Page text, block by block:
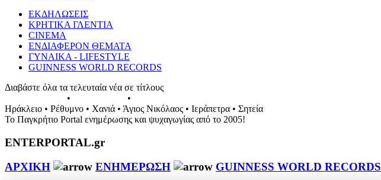
ΕΚΔΗΛΩΣΕΙΣ
ΚΡΗΤΙΚΑ ΓΛΕΝΤΙΑ
CINEMA
ΕΝΔΙΑΦΕΡΟΝ ΘΕΜΑΤΑ
ΓΥΝΑΙΚΑ - LIFESTYLE
GUINNESS WORLD RECORDS
Διαβάστε όλα τα τελευταία νέα σε τίτλους
• •
Ηράκλειο • Ρέθυμνο • Χανιά • Άγιος Νικόλαος • Ιεράπετρα • Σητεία
Το Παγκρήτιο Portal ενημέρωσης και ψυχαγωγίας από το 2005!
ENTERPORTAL.gr
ΑΡΧΙΚΗ
ΕΝΗΜΕΡΩΣΗ GUINNESS WORLD RECORDS